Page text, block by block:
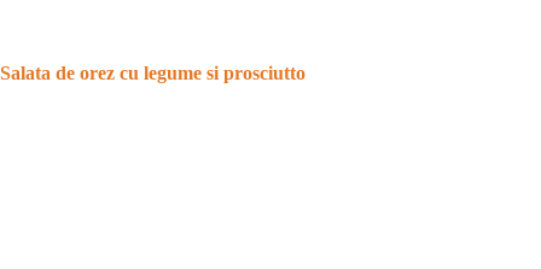
Salata de orez cu legume si prosciutto